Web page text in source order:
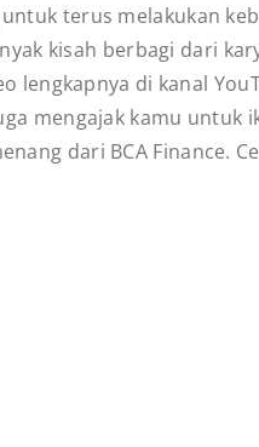
terus melakukan
kisah berbagi dari
lengkapnya di kanal
mengajak kamu
dari BCA Finance.